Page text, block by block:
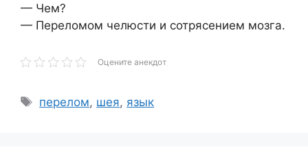
— Чем?
— Переломом челюсти и сотрясением мозга.
Оцените анекдот
Метки
перелом, шея, язык